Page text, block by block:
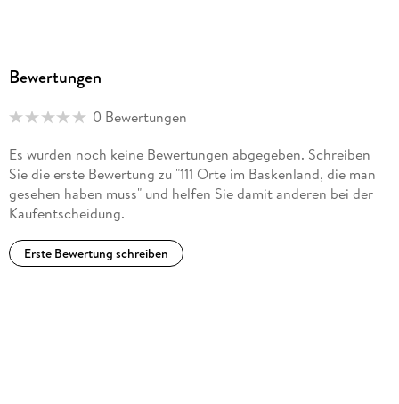
Bewertungen
0 Bewertungen
Es wurden noch keine Bewertungen abgegeben. Schreiben
Sie die erste Bewertung zu "111 Orte im Baskenland, die man
gesehen haben muss" und helfen Sie damit anderen bei der
Kaufentscheidung.
Erste Bewertung schreiben